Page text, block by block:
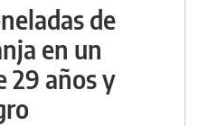
de
en un
29 años y